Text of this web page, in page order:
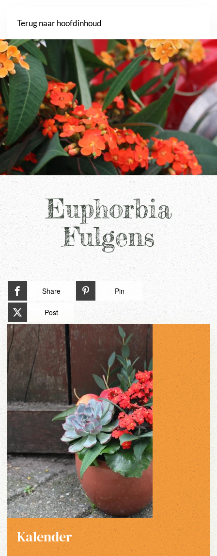
Terug naar hoofdinhoud
Euphorbia
Fulgens
Share Pin
Post
Kalender